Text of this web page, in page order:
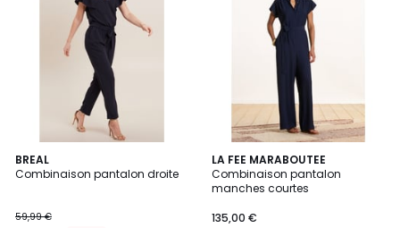
BREAL
Combinaison pantalon droite
59,99 €
5
/
LA FEE MARABOUTEE
Combinaison pantalon
manches courtes
135,00 €